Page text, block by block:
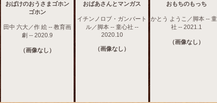
おばけのおうさまゴホン
ゴホン
田中 六大／作 絵 -- 教育画
劇 -- 2020.9
（画像なし）
おばあさんとマンガス
イチンノロブ・ガンバート
ル／脚本 -- 童心社 --
2020.10
（画像なし）
おもちのもっち
かとう ようこ／脚本 --
社 -- 2021.1
（画像なし）